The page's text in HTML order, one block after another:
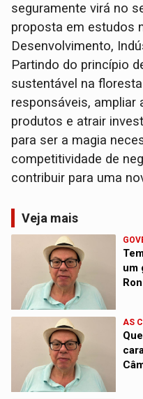
seguramente virá no
proposta em estudos
Desenvolvimento,
Partindo do princípio
sustentável na
responsáveis, ampliar
produtos e atrair
para ser a magia
competitividade de
contribuir para uma
Veja mais
um
AS